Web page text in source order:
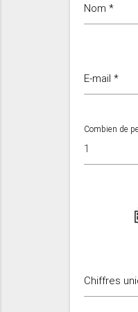
Nom *
E-mail *
Combien de
Chiffres